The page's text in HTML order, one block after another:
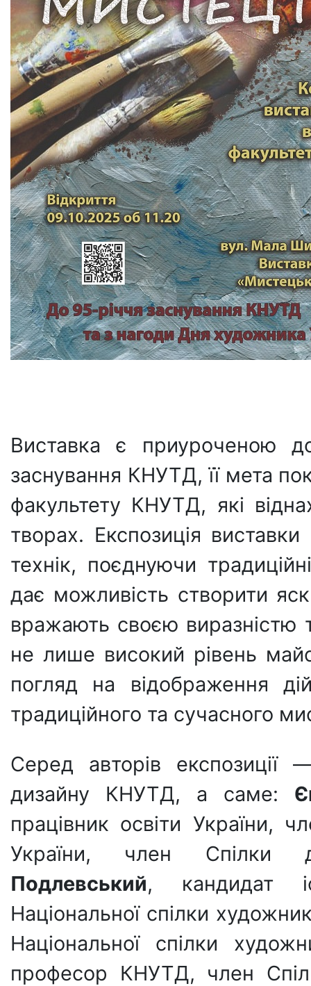
Виставка є приуроченою
заснування КНУТД, її мета
факультету КНУТД, які
творах. Експозиція
технік, поєднуючи
дає можливість створити
вражають своєю виразністю
не лише високий рівень
погляд на відображення
традиційного та сучасного
Серед авторів експозиції
дизайну КНУТД, а саме:
працівник освіти України,
України, член Спілки
Подлевський, кандидат
Національної спілки
Національної спілки
професор КНУТД, член